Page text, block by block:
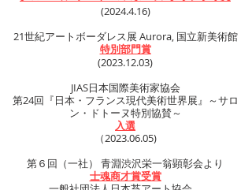
(2024.4.16)
21世紀アートボーダレス展 Aurora, 国立新美術館
特別部門賞
(2023.12.03)
​JIAS日本国際美術家協会
第24回『日本・フランス現代美術世界展』～サロ
ン・ドトーヌ特別協賛～
入選
​（2023.06.05)
第６回（一社） 青淵渋沢栄一翁顕彰会より
士魂商才賞受賞